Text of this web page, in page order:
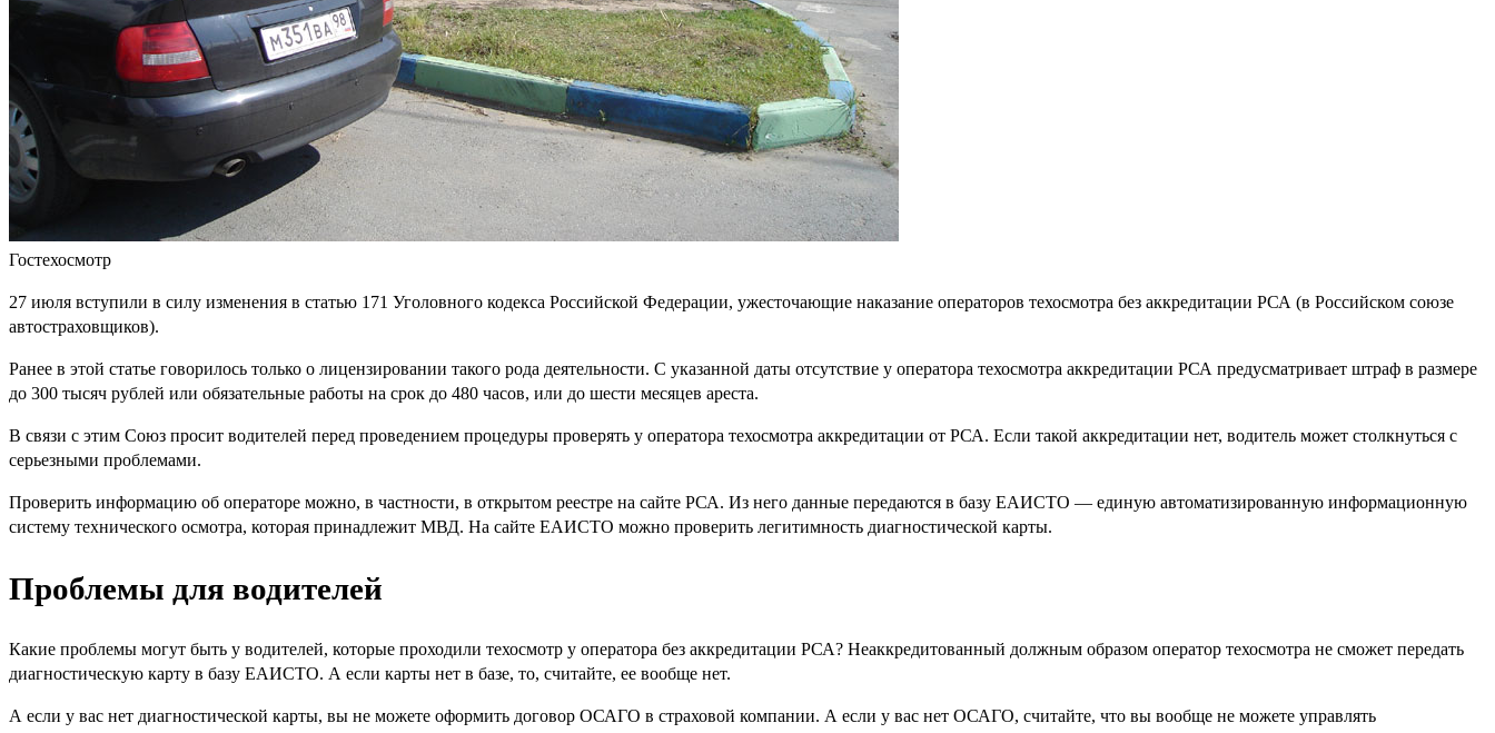
Гостехосмотр
27 июля вступили в силу изменения в статью 171 Уголовного кодекса Российской Федерации, ужесточающие наказание операторов техосмотра без аккредитации РСА (в Российском союзе
автостраховщиков).
Ранее в этой статье говорилось только о лицензировании такого рода деятельности. С указанной даты отсутствие у оператора техосмотра аккредитации РСА предусматривает штраф в размере
до 300 тысяч рублей или обязательные работы на срок до 480 часов, или до шести месяцев ареста.
В связи с этим Союз просит водителей перед проведением процедуры проверять у оператора техосмотра аккредитации от РСА. Если такой аккредитации нет, водитель может столкнуться с
серьезными проблемами.
Проверить информацию об операторе можно, в частности, в открытом реестре на сайте РСА. Из него данные передаются в базу ЕАИСТО — единую автоматизированную информационную
систему технического осмотра, которая принадлежит МВД. На сайте ЕАИСТО можно проверить легитимность диагностической карты.
Проблемы для водителей
Какие проблемы могут быть у водителей, которые проходили техосмотр у оператора без аккредитации РСА? Неаккредитованный должным образом оператор техосмотра не сможет передать
диагностическую карту в базу ЕАИСТО. А если карты нет в базе, то, считайте, ее вообще нет.
А если у вас нет диагностической карты, вы не можете оформить договор ОСАГО в страховой компании. А если у вас нет ОСАГО, считайте, что вы вообще не можете управлять